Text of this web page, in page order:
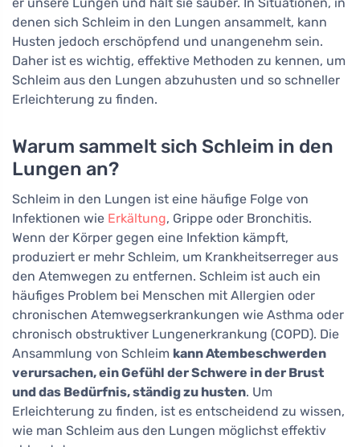
denen sich Schleim in den Lungen ansammelt, kann
Husten jedoch erschöpfend und unangenehm sein.
Daher ist es wichtig, effektive Methoden zu kennen, um
Schleim aus den Lungen abzuhusten und so schneller
Erleichterung zu finden.
Warum sammelt sich Schleim in den
Lungen an?
Schleim in den Lungen ist eine häufige Folge von
Infektionen wie Erkältung, Grippe oder Bronchitis.
Wenn der Körper gegen eine Infektion kämpft,
produziert er mehr Schleim, um Krankheitserreger aus
den Atemwegen zu entfernen. Schleim ist auch ein
häufiges Problem bei Menschen mit Allergien oder
chronischen Atemwegserkrankungen wie Asthma oder
chronisch obstruktiver Lungenerkrankung (COPD). Die
Ansammlung von Schleim kann Atembeschwerden
verursachen, ein Gefühl der Schwere in der Brust
und das Bedürfnis, ständig zu husten. Um
Erleichterung zu finden, ist es entscheidend zu wissen,
wie man Schleim aus den Lungen möglichst effektiv